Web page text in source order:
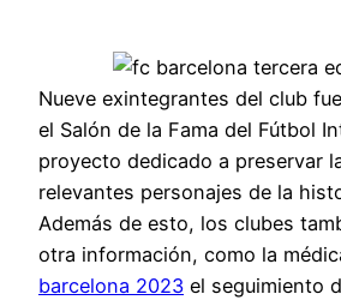
Nueve exintegrantes del club
el Salón de la Fama del Fútbol
proyecto dedicado a preservar
relevantes personajes de la
Además de esto, los clubes
otra información, como la
barcelona 2023 el seguimiento